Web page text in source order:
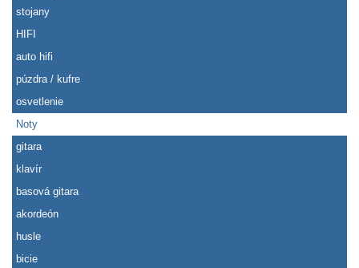
stojany
HIFI
auto hifi
púzdra / kufre
osvetlenie
Noty
gitara
klavír
basová gitara
akordeón
husle
bicie